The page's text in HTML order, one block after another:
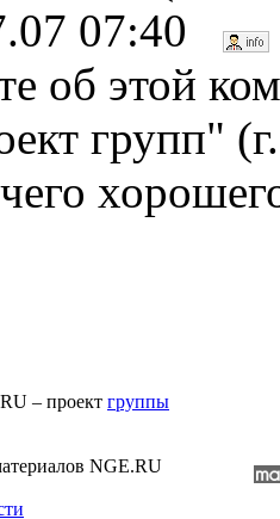
07:40
об этой
групп"
– проект группы
NGE.RU